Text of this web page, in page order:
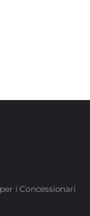
i Concessionari